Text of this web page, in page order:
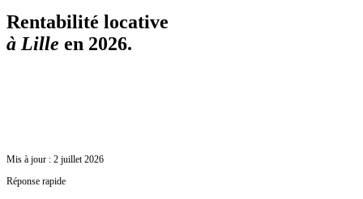
Rentabilité locative
à Lille en 2026.
Mis à jour : 2 juillet 2026
Réponse rapide